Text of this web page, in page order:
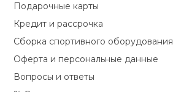
Подарочные карты
Кредит и рассрочка
Сборка спортивного оборудования
Оферта и персональные данные
Вопросы и ответы